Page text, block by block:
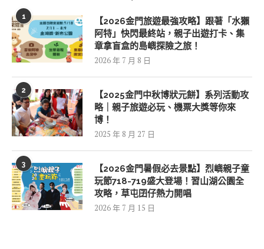
1
【2026金門旅遊最強攻略】跟著「水獺
阿特」快閃最終站，親子出遊打卡、集
章拿盲盒的島嶼探險之旅！
2026 年 7 月 8 日
2
【2025金門中秋博狀元餅】系列活動攻
略｜親子旅遊必玩、機票大獎等你來
博！
2025 年 8 月 27 日
3
【2026金門暑假必去景點】烈嶼親子童
玩節718-719盛大登場！習山湖公園全
攻略，草屯囝仔熱力開唱
2026 年 7 月 15 日